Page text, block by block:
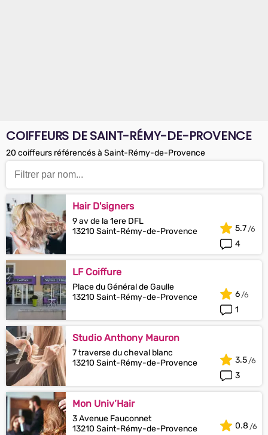
COIFFEURS DE SAINT-RÉMY-DE-PROVENCE
20 coiffeurs référencés à Saint-Rémy-de-Provence
Hair D'signers
9 av de la 1ere DFL
13210 Saint-Rémy-de-Provence
4
5.7
LF Coiffure
Place du Général de Gaulle
13210 Saint-Rémy-de-Provence
1
6
Studio Anthony Mauron
7 traverse du cheval blanc
13210 Saint-Rémy-de-Provence
3
3.5
Mon Univ’Hair
3 Avenue Fauconnet
13210 Saint-Rémy-de-Provence
0.8